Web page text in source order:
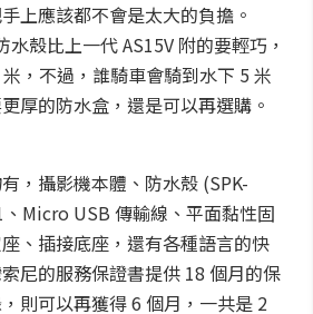
上應該都不會是太大的負擔。
水殼比上一代 AS15V 附的要輕巧，
，不過，誰騎車會騎到水下 5 米
厚的防水盒，還是可以再選購。
，攝影機本體、防水殼 (SPK-
Micro USB 傳輸線、平面黏性固
、插接底座，還有各種語言的快
尼的服務保證書提供 18 個月的保
則可以再獲得 6 個月，一共是 2